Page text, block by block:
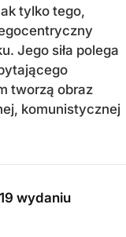
tylko tego,
Jego siła polega
tworzą obraz
komunistycznej
wydaniu